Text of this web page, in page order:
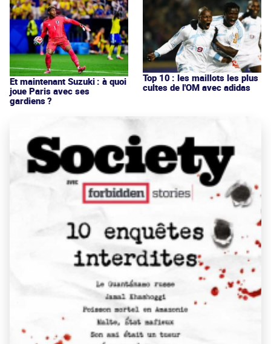
Et maintenant Suzuki : à quoi
joue Paris avec ses
gardiens ?
Top 10 : les maillots les plus
cultes de l'OM avec adidas